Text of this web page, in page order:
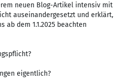
neuen Blog-Artikel intensiv mit
auseinandergesetzt und erklärt,
ab dem 1.1.2025 beachten
eigentlich?